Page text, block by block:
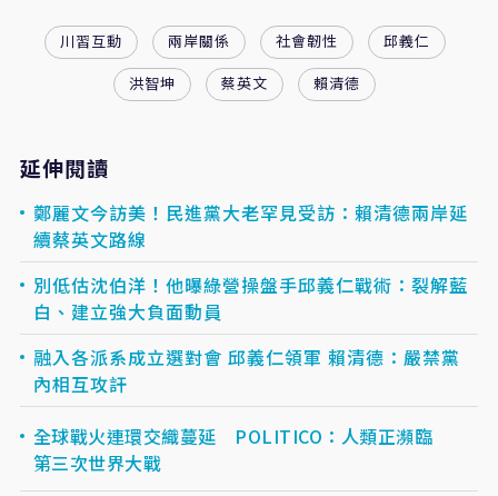
川習互動 兩岸關係 社會韌性
邱義仁
洪智坤
蔡英文 賴清德
延伸閱讀
鄭麗文今訪美！民進黨大老罕見受訪：賴清德兩岸延
續蔡英文路線
別低估沈伯洋！他曝綠營操盤手邱義仁戰術：裂解藍
白、建立強大負面動員
融入各派系成立選對會 邱義仁領軍 賴清德：嚴禁黨
內相互攻訐
全球戰火連環交織蔓延 POLITICO：人類正瀕臨
第三次世界大戰